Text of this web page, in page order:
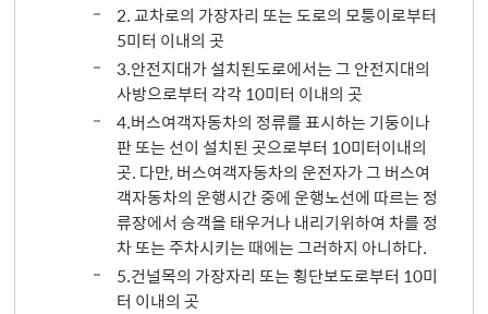
2. 교차로의 가장자리 또는 도로의 모퉁이로부터
5미터 이내의 곳
3.안전지대가 설치된도로에서는 그 안전지대의
사방으로부터 각각 10미터 이내의 곳
4.버스여객자동차의 정류를 표시하는 기둥이나
판 또는 선이 설치된 곳으로부터 10미터이내의
곳. 다만, 버스여객자동차의 운전자가 그 버스여
객자동차의 운행시간 중에 운행노선에 따르는 정
류장에서 승객을 태우거나 내리기위하여 차를 정
차 또는 주차시키는 때에는 그러하지 아니하다.
5.건널목의 가장자리 또는 횡단보도로부터 10미
터 이내의 곳